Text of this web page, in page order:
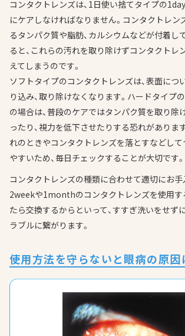
コンタクトレンズは、1日使い捨てタイプの
にケアしなければなりません。コンタクトレン
るタンパク質や脂肪、カルシウムなどが付着し
ると、これらの汚れを取り除けずコンタクトレ
えてしまうのです。
ソフトタイプのコンタクトレンズは、表面につ
り込み、取り除けなくなります。ハードタイプ
の場合は、普段のケアではタンパク質を取り除
ったり、視力を低下させたりする恐れがありま
れのときやコンタクトレンズを落とすなどし
やすいため、毎日チェックすることが大切です。
コンタクトレンズの種類に合わせて適切にお手
2weekや1monthのコンタクトレンズを使用す
たら交換するからといって、すすぎ洗いをせず
ラブルに繋がります。
使用方法を守らないと眼病の原因